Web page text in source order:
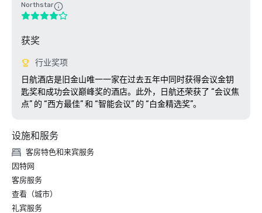
Northstar
获奖
行业奖项
日航酒店是旧金山唯一一家在过去五年中同时获得会议金钥
匙奖和成功会议巅峰奖的酒店。此外，日航还荣获了 “会议焦
点” 的 “西方最佳” 和 “智能会议” 的 “白金精选奖”。
设施和服务
客房特色和来宾服务
因特网
客房服务
查看（城市）
礼宾服务